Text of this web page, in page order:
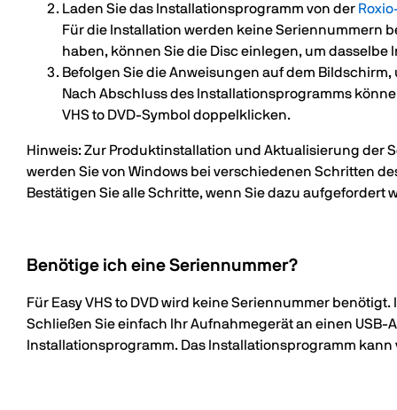
Laden Sie das Installationsprogramm von der
Für die Installation werden keine Seriennummern
haben, können Sie die Disc einlegen, um
Befolgen Sie die Anweisungen auf dem
Nach Abschluss des Installationsprogramms
VHS to DVD-Symbol doppelklicken.
Hinweis: Zur Produktinstallation und Aktualisierung der
werden Sie von Windows bei verschiedenen Schritten
Bestätigen Sie alle Schritte, wenn Sie dazu
Benötige ich eine Seriennummer?
Für Easy VHS to DVD wird keine Seriennummer
Schließen Sie einfach Ihr Aufnahmegerät an einen
Installationsprogramm. Das Installationsprogramm